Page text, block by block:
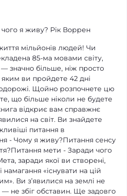
я живу? Рік Воррен
мільйонів людей! Чи
85-ма мовами світу,
значно більше, ніж просто
ви пройдете 42 дні
Щойно розпочнете цю
що більше ніколи не будете
відкриє вам справжнє
на світ. Ви знайдете
питання в
- Чому я живу?Питання сенсу
мети - Заради чого
заради якої ви створені,
«існувати на цій
Ви з’явилися на землі не
не збіг обставин. Ще задовго